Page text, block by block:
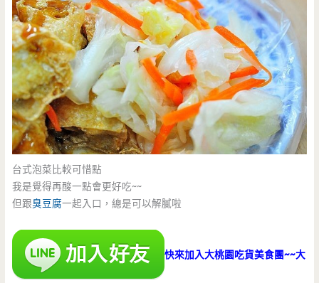
台式泡菜比較可惜點
我是覺得再酸一點會更好吃~~
但跟臭豆腐一起入口，總是可以解膩啦
快來加入大桃園吃貨美食團~~大